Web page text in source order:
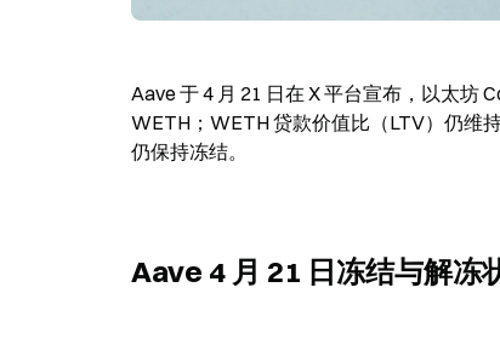
Aave 于 4 月 21 日在 X 平台宣布，以太坊
WETH；WETH 贷款价值比（LTV）仍维
仍保持冻结。
Aave 4 月 21 日冻结与解冻